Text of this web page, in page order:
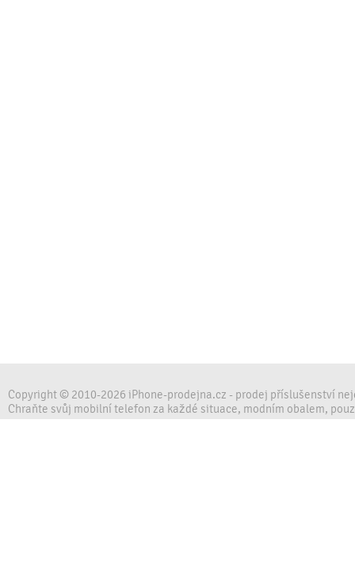
Copyright © 2010-2026 iPhone-prodejna.cz - prodej příslušenství
Chraňte svůj mobilní telefon za každé situace, modním obalem,